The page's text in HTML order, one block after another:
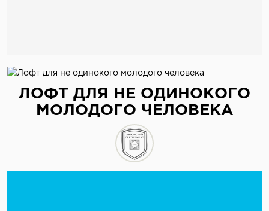
ЛОФТ ДЛЯ НЕ ОДИНОКОГО
МОЛОДОГО ЧЕЛОВЕКА